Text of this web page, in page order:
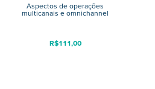
Aspectos de operações
multicanais e omnichannel
R$111,00